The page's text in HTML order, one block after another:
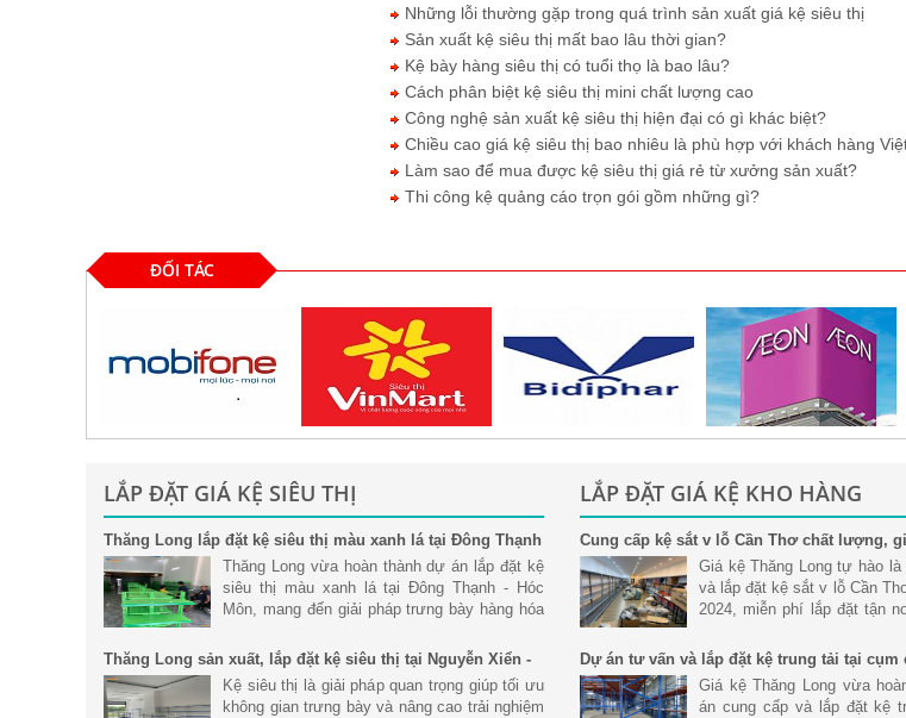
Những lỗi thường gặp trong quá trình sản xuất giá kệ siêu thị
Sản xuất kệ siêu thị mất bao lâu thời gian?
Kệ bày hàng siêu thị có tuổi thọ là bao lâu?
Cách phân biệt kệ siêu thị mini chất lượng cao
Công nghệ sản xuất kệ siêu thị hiện đại có gì khác biệt?
Chiều cao giá kệ siêu thị bao nhiêu là phù hợp với khách hàng
Làm sao để mua được kệ siêu thị giá rẻ từ xưởng sản xuất?
Thi công kệ quảng cáo trọn gói gồm những gì?
ĐỐI TÁC
LẮP ĐẶT GIÁ KỆ SIÊU THỊ
Thăng Long lắp đặt kệ siêu thị màu xanh lá tại Đông Thạnh
- Hóc Môn
Thăng Long vừa hoàn thành dự án lắp đặt kệ
siêu thị màu xanh lá tại Đông Thạnh - Hóc
Môn, mang đến giải pháp trưng bày hàng hóa
doanh. Với hệ thống kệ siêu
Thăng Long sản xuất, lắp đặt kệ siêu thị tại Nguyễn Xiển -
Hà Nội
Kệ siêu thị là giải pháp quan trọng giúp tối ưu
không gian trưng bày và nâng cao trải nghiệm
LẮP ĐẶT GIÁ KỆ KHO HÀNG
Cung cấp kệ sắt v lỗ Cần Thơ chất lượng,
Giá kệ Thăng Long tự hào
và lắp đặt kệ sắt v lỗ Cần
2024, miễn phí lắp đặt tận
Dự án tư vấn và lắp đặt kệ trung tải tại cụm
Hoàng Gia, Đức Hòa Long An
Giá kệ Thăng Long vừa
án cung cấp và lắp đặt kệ